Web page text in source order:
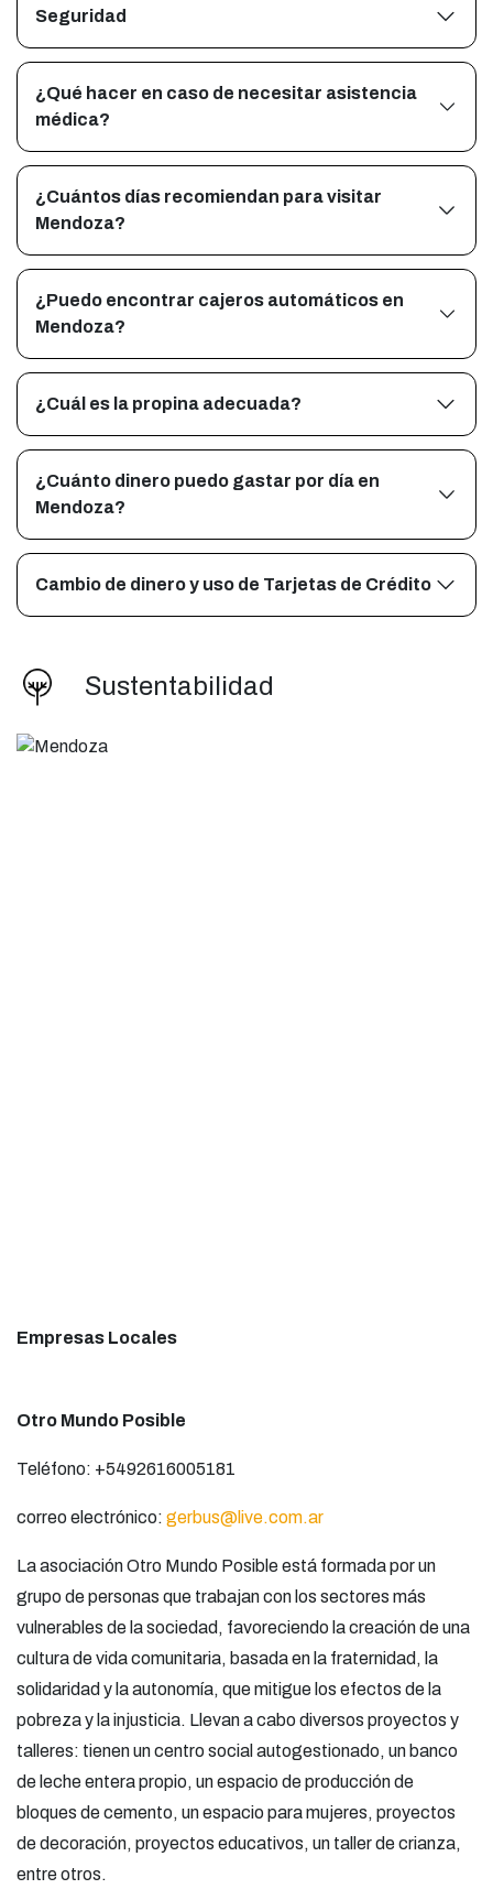
Seguridad
¿Qué hacer en caso de necesitar asistencia
médica?
¿Cuántos días recomiendan para visitar
Mendoza?
¿Puedo encontrar cajeros automáticos en
Mendoza?
¿Cuál es la propina adecuada?
¿Cuánto dinero puedo gastar por día en
Mendoza?
Cambio de dinero y uso de Tarjetas de Crédito
Sustentabilidad
Empresas Locales
Otro Mundo Posible
Teléfono: +5492616005181
correo electrónico: gerbus@live.com.ar
La asociación Otro Mundo Posible está formada por un
grupo de personas que trabajan con los sectores más
vulnerables de la sociedad, favoreciendo la creación de una
cultura de vida comunitaria, basada en la fraternidad, la
solidaridad y la autonomía, que mitigue los efectos de la
pobreza y la injusticia. Llevan a cabo diversos proyectos y
talleres: tienen un centro social autogestionado, un banco
de leche entera propio, un espacio de producción de
bloques de cemento, un espacio para mujeres, proyectos
de decoración, proyectos educativos, un taller de crianza,
entre otros.